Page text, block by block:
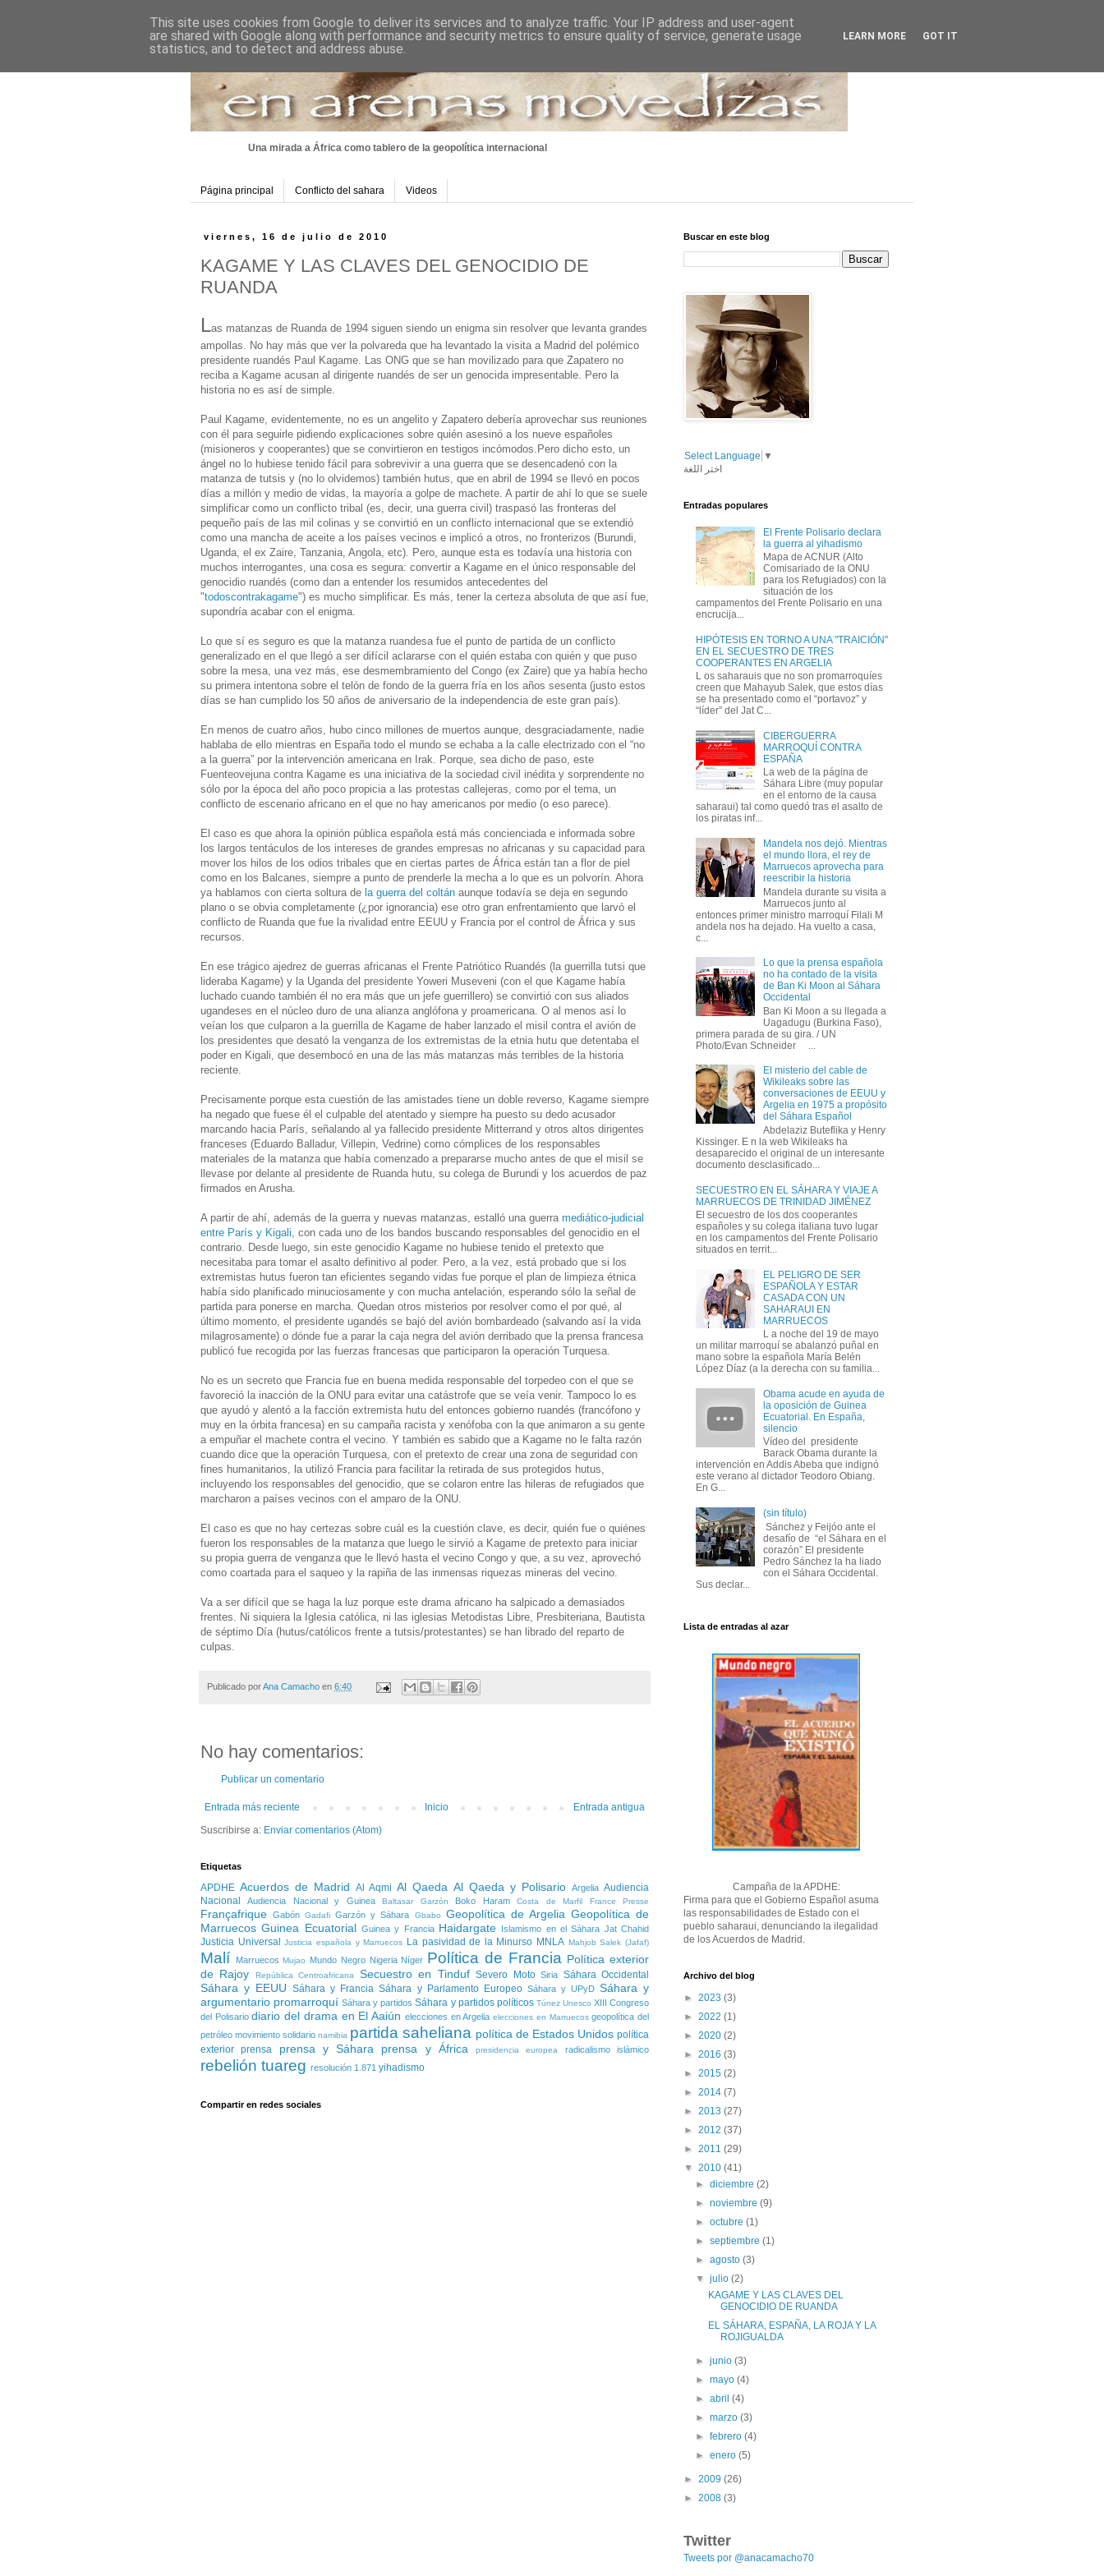
Una mirada a África como tablero de la geopolítica internacional
Página principal Conflicto del sahara Videos
viernes, 16 de julio de 2010
KAGAME Y LAS CLAVES DEL GENOCIDIO DE
RUANDA
Las matanzas de Ruanda de 1994 siguen siendo un enigma sin resolver que levanta grandes
ampollas. No hay más que ver la polvareda que ha levantado la visita a Madrid del polémico
presidente ruandés Paul Kagame. Las ONG que se han movilizado para que Zapatero no
reciba a Kagame acusan al dirigente ruandés de ser un genocida impresentable. Pero la
historia no es así de simple.
Paul Kagame, evidentemente, no es un angelito y Zapatero debería aprovechar sus reuniones
con él para seguirle pidiendo explicaciones sobre quién asesinó a los nueve españoles
(misioneros y cooperantes) que se convirtieron en testigos incómodos. Pero dicho esto, un
ángel no lo hubiese tenido fácil para sobrevivir a una guerra que se desencadenó con la
matanza de tutsis y (no lo olvidemos) también hutus, que en abril de 1994 se llevó en pocos
días a millón y medio de vidas, la mayoría a golpe de machete. A partir de ahí lo que se suele
simplificar como un conflicto tribal (es, decir, una guerra civil) traspasó las fronteras del
pequeño país de las mil colinas y se convirtió en un conflicto internacional que se extendió
como una mancha de aceite a los países vecinos e implicó a otros, no fronterizos (Burundi,
Uganda, el ex Zaire, Tanzania, Angola, etc). Pero, aunque esta es todavía una historia con
muchos interrogantes, una cosa es segura: convertir a Kagame en el único responsable del
genocidio ruandés (como dan a entender los resumidos antecedentes del
"todoscontrakagame") es mucho simplificar. Es más, tener la certeza absoluta de que así fue,
supondría acabar con el enigma.
Lo que sí es seguro es que la matanza ruandesa fue el punto de partida de un conflicto
generalizado en el que llegó a ser difícil aclararse con el quién estaba con quién y que puso
sobre la mesa, una vez más, ese desmembramiento del Congo (ex Zaire) que ya había hecho
su primera intentona sobre el telón de fondo de la guerra fría en los años sesenta (justo estos
días se han cumplido los 50 años de aniversario de la independencia de este gran país).
En menos de cuatro años, hubo cinco millones de muertos aunque, desgraciadamente, nadie
hablaba de ello mientras en España todo el mundo se echaba a la calle electrizado con el “no
a la guerra” por la intervención americana en Irak. Porque, sea dicho de paso, este
Fuenteovejuna contra Kagame es una iniciativa de la sociedad civil inédita y sorprendente no
sólo por la época del año poco propicia a las protestas callejeras, como por el tema, un
conflicto de escenario africano en el que no hay americanos por medio (o eso parece).
El caso es que ahora la opinión pública española está más concienciada e informada sobre
los largos tentáculos de los intereses de grandes empresas no africanas y su capacidad para
mover los hilos de los odios tribales que en ciertas partes de África están tan a flor de piel
como en los Balcanes, siempre a punto de prenderle la mecha a lo que es un polvorín. Ahora
ya hablamos con cierta soltura de la guerra del coltán aunque todavía se deja en segundo
plano o se obvia completamente (¿por ignorancia) ese otro gran enfrentamiento que larvó el
conflicto de Ruanda que fue la rivalidad entre EEUU y Francia por el control de África y sus
recursos.
En ese trágico ajedrez de guerras africanas el Frente Patriótico Ruandés (la guerrilla tutsi que
lideraba Kagame) y la Uganda del presidente Yoweri Museveni (con el que Kagame había
luchado cuando también él no era más que un jefe guerrillero) se convirtió con sus aliados
ugandeses en el núcleo duro de una alianza anglófona y proamericana. O al menos así lo
veían los que culparon a la guerrilla de Kagame de haber lanzado el misil contra el avión de
los presidentes que desató la venganza de los extremistas de la etnia hutu que detentaba el
poder en Kigali, que desembocó en una de las más matanzas más terribles de la historia
reciente.
Precisamente porque esta cuestión de las amistades tiene un doble reverso, Kagame siempre
ha negado que fuese él el culpable del atentado y siempre ha puesto su dedo acusador
marcando hacia París, señalando al ya fallecido presidente Mitterrand y otros altos dirigentes
franceses (Eduardo Balladur, Villepin, Vedrine) como cómplices de los responsables
materiales de la matanza que había comenzado a prepararse mucho antes de que el misil se
llevase por delante al presidente de Ruanda hutu, su colega de Burundi y los acuerdos de paz
firmados en Arusha.
A partir de ahí, además de la guerra y nuevas matanzas, estalló una guerra mediático-judicial
entre París y Kigali, con cada uno de los bandos buscando responsables del genocidio en el
contrario. Desde luego, sin este genocidio Kagame no hubiese tenido el pretexto que
necesitaba para tomar el asalto definitivo al poder. Pero, a la vez, está probado que si los
extremistas hutus fueron tan eficientes segando vidas fue porque el plan de limpieza étnica
había sido planificado minuciosamente y con mucha antelación, esperando sólo la señal de
partida para ponerse en marcha. Quedan otros misterios por resolver como el por qué, al
último momento, el presidente ugandés se bajó del avión bombardeado (salvando así la vida
milagrosamente) o dónde fue a parar la caja negra del avión derribado que la prensa francesa
publicó fue recogida por las fuerzas francesas que participaron la operación Turquesa.
No es un secreto que Francia fue en buena medida responsable del torpedeo con el que se
favoreció la inacción de la ONU para evitar una catástrofe que se veía venir. Tampoco lo es
que ayudó y alentó a la facción extremista hutu del entonces gobierno ruandés (francófono y
muy en la órbita francesa) en su campaña racista y xenófoba con la que animaron a su gente
a empuñar el machete contra el vecino. Y también es sabido que a Kagame no le falta razón
cuando dice que la operación Turquesa, con el pretexto de crear una zona de seguridad con
fines humanitarios, la utilizó Francia para facilitar la retirada de sus protegidos hutus,
incluyendo los responsables del genocidio, que se colaron entre las hileras de refugiados que
marcharon a países vecinos con el amparo de la ONU.
El caso es que no hay certezas sobre cuál es la cuestión clave, es decir, quién fue o quiénes
fueron los responsables de la matanza que luego le sirvió a Kagame de pretexto para iniciar
su propia guerra de venganza que le llevó hasta el vecino Congo y que, a su vez, aprovechó
como coartada para el saqueo y la rapiña de las inmensas riquezas mineras del vecino.
Va a ser difícil que se haga la luz porque este drama africano ha salpicado a demasiados
frentes. Ni siquiera la Iglesia católica, ni las iglesias Metodistas Libre, Presbiteriana, Bautista
de séptimo Día (hutus/católicos frente a tutsis/protestantes) se han librado del reparto de
culpas.
Publicado porAna Camacho en 6:40
No hay comentarios:
Publicar un comentario
Entrada más reciente Entrada antigua
Inicio
Suscribirse a: Enviar comentarios (Atom)
Etiquetas
APDHE Acuerdos de Madrid Al Aqmi Al Qaeda Al Qaeda y Polisario Argelia Audiencia
Nacional
Audiencia Nacional y Guinea Baltasar Garzón Boko Haram Costa de Marfil France Presse
Françafrique Gabón Gadafi Garzón y Sáhara Gbabo Geopolítica de Argelia Geopolítica de
Marruecos Guinea Ecuatorial Guinea y Francia Haidargate Islamismo en el Sáhara Jat Chahid
Justicia Universal Justicia española y Marruecos La pasividad de la Minurso MNLA Mahjob Salek (Jafaf)
Malí Marruecos Mujao Mundo Negro Nigeria Níger Política de Francia Política exterior
de Rajoy
República Centroafricana Secuestro en Tinduf Severo Moto Siria Sáhara Occidental
Sáhara y EEUU Sáhara y Francia Sáhara y Parlamento Europeo Sáhara y UPyD Sáhara y
argumentario promarroquí Sáhara y partidos Sáhara y partidos políticos Túnez Unesco XIII Congreso
del Polisario diario del drama en El Aaiún elecciones en Argelia elecciones en Marruecos geopolítica del
petróleo movimiento solidario namibia partida saheliana política de Estados Unidos política
exterior prensa prensa y Sáhara prensa y África presidencia europea radicalismo islámico
rebelión tuareg resolución 1.871 yihadismo
Compartir en redes sociales
Buscar en este blog
Select Language ▼
اختر اللغة
Entradas populares
El Frente Polisario declara
la guerra al yihadismo
Mapa de ACNUR (Alto
Comisariado de la ONU
para los Refugiados) con la
situación de los
campamentos del Frente Polisario en una
encrucija...
HIPÓTESIS EN TORNO A UNA "TRAICIÓN"
EN EL SECUESTRO DE TRES
COOPERANTES EN ARGELIA
L os saharauis que no son promarroquíes
creen que Mahayub Salek, que estos días
se ha presentado como el “portavoz” y
“líder” del Jat C...
CIBERGUERRA
MARROQUÍ CONTRA
ESPAÑA
La web de la página de
Sáhara Libre (muy popular
en el entorno de la causa
saharaui) tal como quedó tras el asalto de
los piratas inf...
Mandela nos dejó. Mientras
el mundo llora, el rey de
Marruecos aprovecha para
reescribir la historia
Mandela durante su visita a
Marruecos junto al
entonces primer ministro marroquí Filali M
andela nos ha dejado. Ha vuelto a casa,
c...
Lo que la prensa española
no ha contado de la visita
de Ban Ki Moon al Sáhara
Occidental
Ban Ki Moon a su llegada a
Uagadugu (Burkina Faso),
primera parada de su gira. / UN
Photo/Evan Schneider ...
El misterio del cable de
Wikileaks sobre las
conversaciones de EEUU y
Argelia en 1975 a propósito
del Sáhara Español
Abdelaziz Buteflika y Henry
Kissinger. E n la web Wikileaks ha
desaparecido el original de un interesante
documento desclasificado...
SECUESTRO EN EL SÁHARA Y VIAJE A
MARRUECOS DE TRINIDAD JIMÉNEZ
El secuestro de los dos cooperantes
españoles y su colega italiana tuvo lugar
en los campamentos del Frente Polisario
situados en territ...
EL PELIGRO DE SER
ESPAÑOLA Y ESTAR
CASADA CON UN
SAHARAUI EN
MARRUECOS
L a noche del 19 de mayo
un militar marroquí se abalanzó puñal en
mano sobre la española María Belén
López Díaz (a la derecha con su familia...
Obama acude en ayuda de
la oposición de Guinea
Ecuatorial. En España,
silencio
Vídeo del presidente
Barack Obama durante la
intervención en Addis Abeba que indignó
este verano al dictador Teodoro Obiang.
En G...
(sin título)
Sánchez y Feijóo ante el
desafío de “el Sáhara en el
corazón” El presidente
Pedro Sánchez la ha liado
con el Sáhara Occidental.
Sus declar...
Lista de entradas al azar
Campaña de la APDHE:
Firma para que el Gobierno Español asuma
las responsabilidades de Estado con el
pueblo saharaui, denunciando la ilegalidad
de los Acuerdos de Madrid.
Archivo del blog
► 2023 (3)
► 2022 (1)
► 2020 (2)
► 2016 (3)
► 2015 (2)
► 2014 (7)
► 2013 (27)
► 2012 (37)
► 2011 (29)
▼ 2010 (41)
►diciembre(2)
►noviembre(9)
►octubre(1)
►septiembre(1)
►agosto(3)
▼julio(2)
KAGAME Y LAS CLAVES DEL
GENOCIDIO DE RUANDA
EL SÁHARA, ESPAÑA, LA ROJA Y LA
ROJIGUALDA
►junio(3)
►mayo(4)
►abril(4)
►marzo(3)
►febrero(4)
►enero(5)
► 2009 (26)
► 2008 (3)
Twitter
Tweets por @anacamacho70
This site uses cookies from Google to deliver its services and to analyze traffic. Your IP address and user-agent
are shared with Google along with performance and security metrics to ensure quality of service, generate usage
statistics, and to detect and address abuse.
LEARN MORE GOT IT